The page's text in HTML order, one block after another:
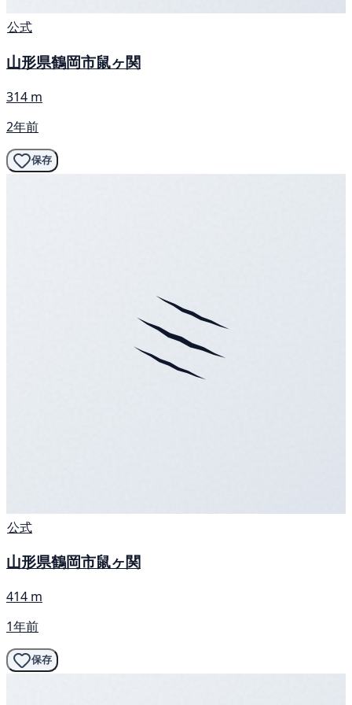
公式
山形県鶴岡市鼠ヶ関
314 m
2年前
保存
公式
山形県鶴岡市鼠ヶ関
414 m
1年前
保存